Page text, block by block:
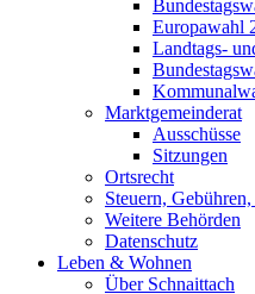
Europawahl
Landtags-
Marktgemeinderat
Ausschüsse
Sitzungen
Ortsrecht
Steuern,
Weitere Behörden
Datenschutz
Leben & Wohnen
Über Schnaittach